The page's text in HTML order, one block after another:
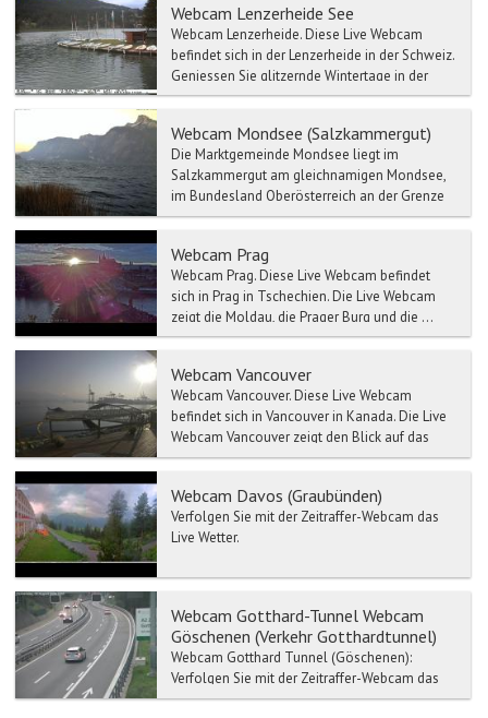
Webcam Lenzerheide See
Webcam Lenzerheide. Diese Live Webcam
befindet sich in der Lenzerheide in der Schweiz.
Geniessen Sie glitzernde Wintertage in der
Fer...
Webcam Mondsee (Salzkammergut)
Die Marktgemeinde Mondsee liegt im
Salzkammergut am gleichnamigen Mondsee,
im Bundesland Oberösterreich an der Grenze
zum Land Salzburg und im Geri...
Webcam Prag
Webcam Prag. Diese Live Webcam befindet
sich in Prag in Tschechien. Die Live Webcam
zeigt die Moldau, die Prager Burg und die ...
Webcam Vancouver
Webcam Vancouver. Diese Live Webcam
befindet sich in Vancouver in Kanada. Die Live
Webcam Vancouver zeigt den Blick auf das
En...
Webcam Davos (Graubünden)
Verfolgen Sie mit der Zeitraffer-Webcam das
Live Wetter.
Webcam Gotthard-Tunnel Webcam
Göschenen (Verkehr Gotthardtunnel)
Webcam Gotthard Tunnel (Göschenen):
Verfolgen Sie mit der Zeitraffer-Webcam das
Live Wetter-Gotthard Tunnel. Verkehr- und